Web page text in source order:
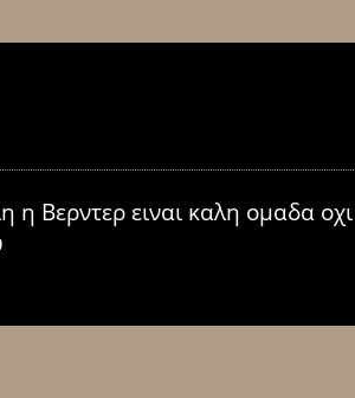
Βερντερ ειναι καλη ομαδα